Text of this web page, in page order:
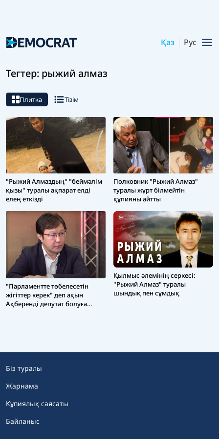
Қаз Рус
Тегтер: рыжий алмаз
Плитка Тізім
"Рыжий Алмаздың" "беймәлім
қызы" туралы ақпарат елді
елең еткізді
Полковник "Рыжий Алмаз"
туралы жұрт білмейтін
құпияны айтты
"Парламентте төбелесетін
жігіттер керек" деп ақын
Ақберенді депутат болуға
Қылмыс әлемінің серкесі:
"Рыжий Алмаз" туралы
шындық пен сұмдық
Біз туралы
Жарнама
Құпиялық саясаты
Байланыс